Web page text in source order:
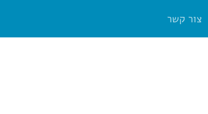
צור קשר